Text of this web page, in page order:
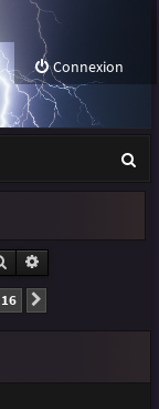
Connexion
e
Rechercher
16